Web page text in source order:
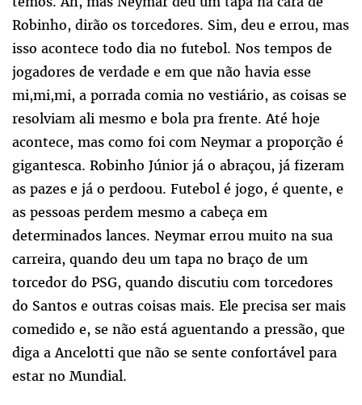
Robinho, dirão os torcedores. Sim, deu e errou, mas
isso acontece todo dia no futebol. Nos tempos de
jogadores de verdade e em que não havia esse
mi,mi,mi, a porrada comia no vestiário, as coisas se
resolviam ali mesmo e bola pra frente. Até hoje
acontece, mas como foi com Neymar a proporção é
gigantesca. Robinho Júnior já o abraçou, já fizeram
as pazes e já o perdoou. Futebol é jogo, é quente, e
as pessoas perdem mesmo a cabeça em
determinados lances. Neymar errou muito na sua
carreira, quando deu um tapa no braço de um
torcedor do PSG, quando discutiu com torcedores
do Santos e outras coisas mais. Ele precisa ser mais
comedido e, se não está aguentando a pressão, que
diga a Ancelotti que não se sente confortável para
estar no Mundial.